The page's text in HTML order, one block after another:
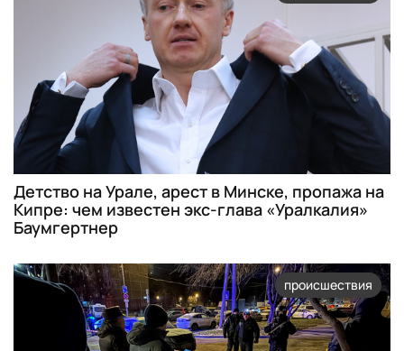
Детство на Урале, арест в Минске, пропажа на
Кипре: чем известен экс-глава «Уралкалия»
Баумгертнер
происшествия